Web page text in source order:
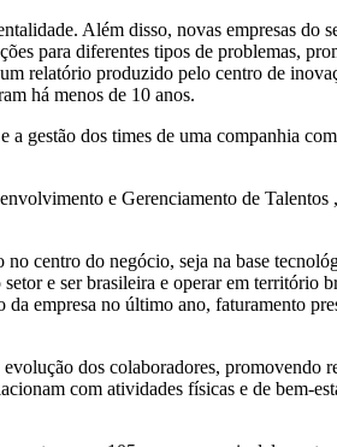
Além disso, novas empresas do
para diferentes tipos de problemas,
relatório produzido pelo centro de
há menos de 10 anos.
gestão dos times de uma companhia
e Gerenciamento de Talentos
centro do negócio, seja na base
e ser brasileira e operar em território
empresa no último ano, faturamento
dos colaboradores, promovendo
com atividades físicas e de bem-